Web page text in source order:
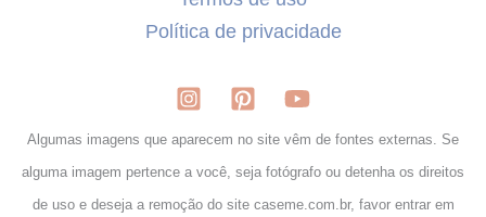
Política de privacidade
Algumas imagens que aparecem no site vêm de fontes externas. Se
alguma imagem pertence a você, seja fotógrafo ou detenha os direitos
de uso e deseja a remoção do site caseme.com.br, favor entrar em